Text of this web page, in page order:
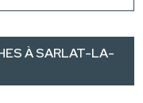
À SARLAT-LA-